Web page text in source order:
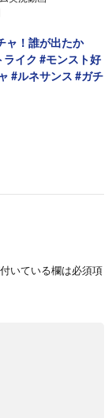
ャ！誰が出たか
イク #モンスト好
#ルネサンス #ガチ
いている欄は必須項